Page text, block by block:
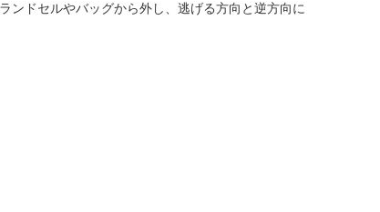
ンドセルやバッグから外し、逃げる方向と逆方向に